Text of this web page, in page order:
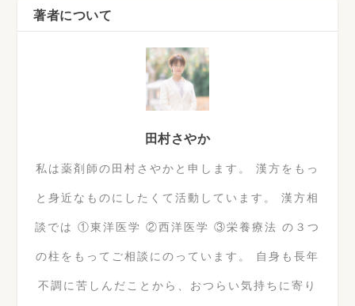
著者について
田村さやか
私は薬剤師の田村さやかと申します。 漢方をもっ
と身近なものにしたくて活動しています。 漢方相
談では ①東洋医学 ②西洋医学 ③栄養療法 の３つ
の柱をもってご相談にのっています。 自身も長年
不調に苦しんだことから、おつらい気持ちに寄り